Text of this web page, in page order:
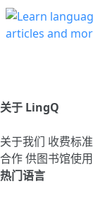
关于 LingQ
关于我们 收费标准
合作供图书馆使用
热门语言